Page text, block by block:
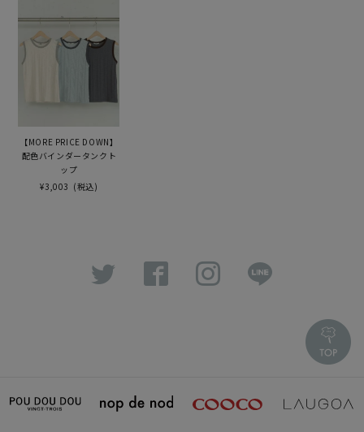
【MORE PRICE DOWN】
配色バインダータンクト
ップ
¥3,003 (税込)